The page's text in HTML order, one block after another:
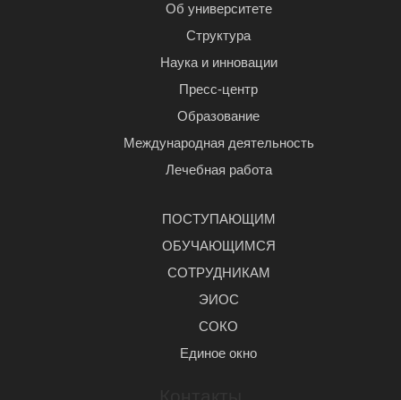
Об университете
Структура
Наука и инновации
Пресс-центр
Образование
Международная деятельность
Лечебная работа
ПОСТУПАЮЩИМ
ОБУЧАЮЩИМСЯ
СОТРУДНИКАМ
ЭИОС
СОКО
Единое окно